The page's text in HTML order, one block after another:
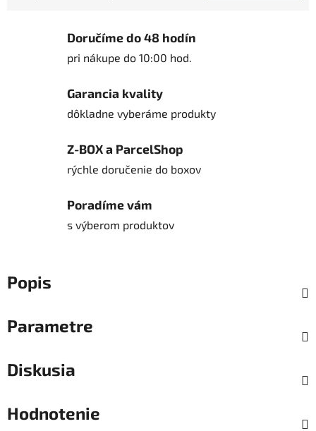
Doručíme do 48 hodín
pri nákupe do 10:00 hod.
Garancia kvality
dôkladne vyberáme produkty
Z-BOX a ParcelShop
rýchle doručenie do boxov
Poradíme vám
s výberom produktov
Popis
Parametre
Diskusia
Hodnotenie